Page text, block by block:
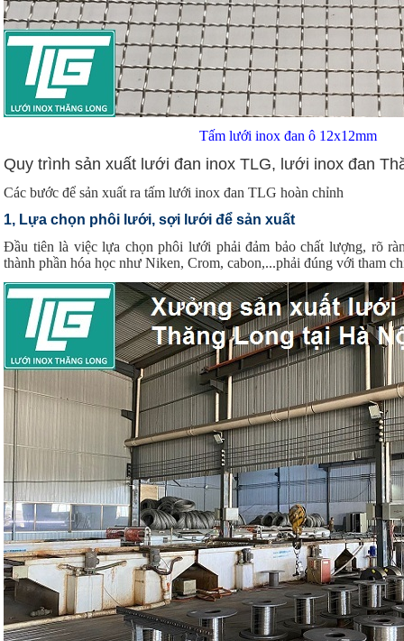
Tấm lưới inox đan ô 12x12mm
Quy trình sản xuất lưới đan inox TLG, lưới inox đan
Các bước để sản xuất ra tấm lưới inox đan TLG hoàn chỉnh
1, Lựa chọn phôi lưới, sợi lưới để sản xuất
Đầu tiên là việc lựa chọn phôi lưới phải đảm bảo chất lượng, rõ
thành phần hóa học như Niken, Crom, cabon,...phải đúng với tham